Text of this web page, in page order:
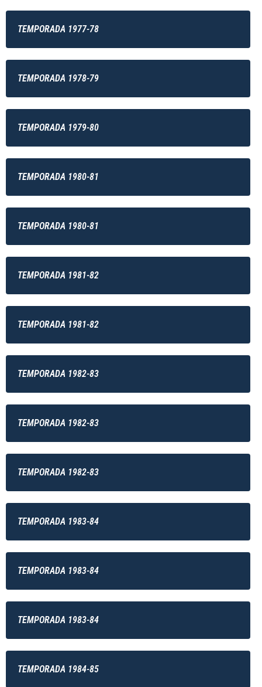
TEMPORADA 1977-78
TEMPORADA 1978-79
TEMPORADA 1979-80
TEMPORADA 1980-81
TEMPORADA 1980-81
TEMPORADA 1981-82
TEMPORADA 1981-82
TEMPORADA 1982-83
TEMPORADA 1982-83
TEMPORADA 1982-83
TEMPORADA 1983-84
TEMPORADA 1983-84
TEMPORADA 1983-84
TEMPORADA 1984-85